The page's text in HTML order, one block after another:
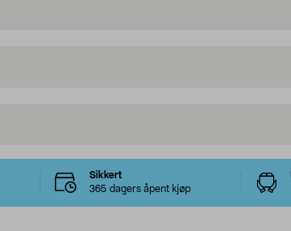
Sikkert
365 dagers åpent kjøp